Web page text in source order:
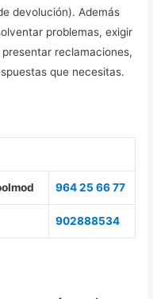
devolución). Además
problemas, exigir
reclamaciones,
que necesitas.
964 25 66 77
902888534